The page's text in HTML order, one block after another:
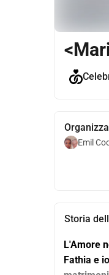
Emil
Storia
L'Amore
Fathia e